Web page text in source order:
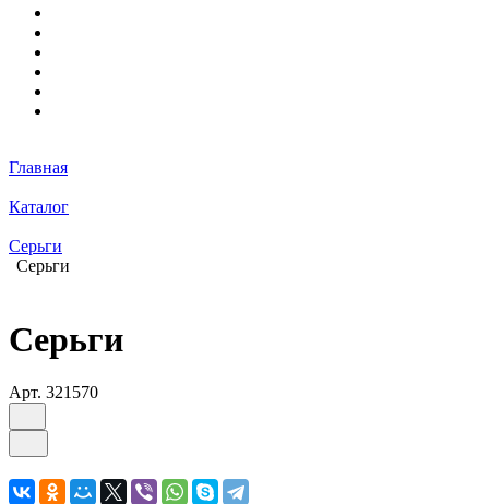
Главная
Каталог
Серьги
Серьги
Серьги
Арт. 321570